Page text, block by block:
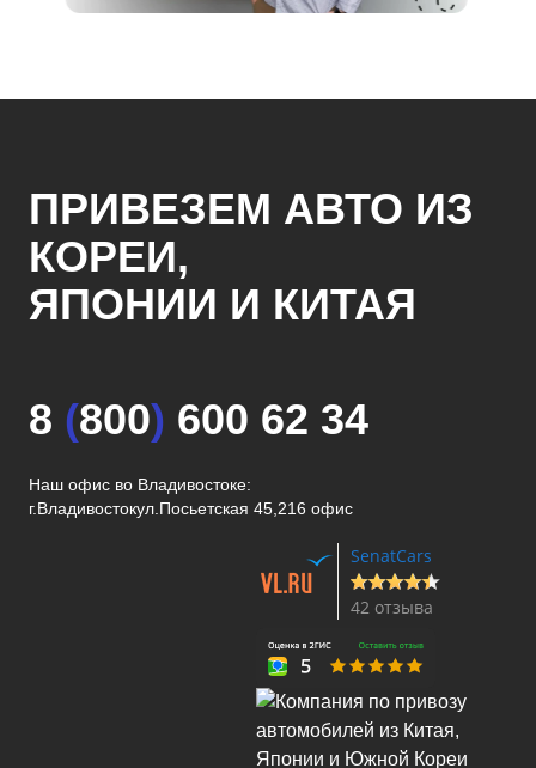
ПРИВЕЗЕМ АВТО ИЗ
КОРЕИ,
ЯПОНИИ И КИТАЯ
8 (800) 600 62 34
Наш офис во Владивостоке:
г.Владивостокул.Посьетская 45,216 офис
SenatCars
42 отзыва